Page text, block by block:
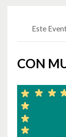
Este
CON